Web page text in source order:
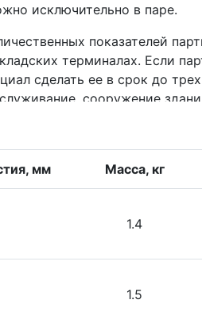
исключительно в паре.
показателей
терминалах. Если
сделать ее в срок до
сооружение
энергии и так
мм Масса, кг
1.4
1.5